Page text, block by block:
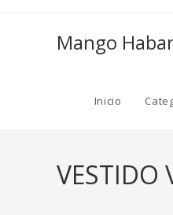
Mango
Inicio
VESTIDO